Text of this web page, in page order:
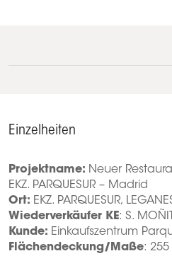
Einzelheiten
Projektname: Neuer
EKZ. PARQUESUR – Madrid
Ort: EKZ. PARQUESUR,
Wiederverkäufer KE: S.
Kunde: Einkaufszentrum
Flächendeckung/Maße: